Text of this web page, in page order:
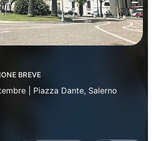
BREVE
| Piazza Dante, Salerno